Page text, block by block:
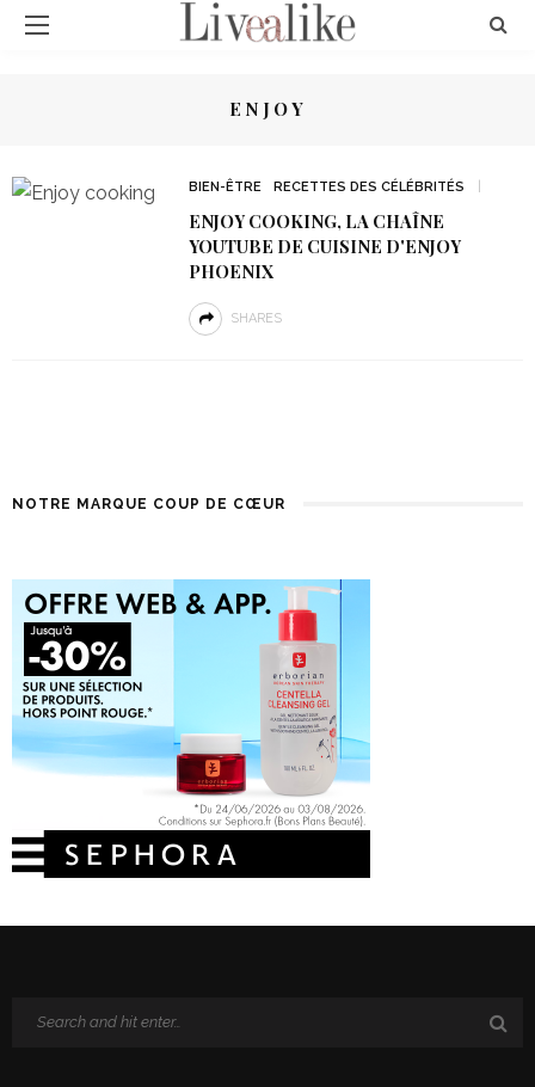
ENJOY
BIEN-ÊTRE RECETTES DES CÉLÉBRITÉS
ENJOY COOKING, LA CHAÎNE
YOUTUBE DE CUISINE D'ENJOY
PHOENIX
SHARES
NOTRE MARQUE COUP DE CŒUR